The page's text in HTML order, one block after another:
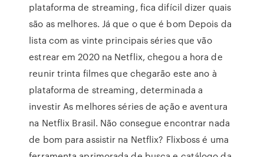
plataforma de streaming, fica difícil dizer quais
são as melhores. Já que o que é bom Depois da
lista com as vinte principais séries que vão
estrear em 2020 na Netflix, chegou a hora de
reunir trinta filmes que chegarão este ano à
plataforma de streaming, determinada a
investir As melhores séries de ação e aventura
na Netflix Brasil. Não consegue encontrar nada
de bom para assistir na Netflix? Flixboss é uma